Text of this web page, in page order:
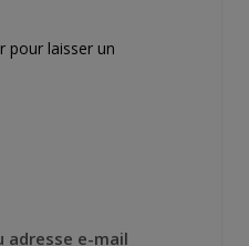
pour laisser un
e-mail